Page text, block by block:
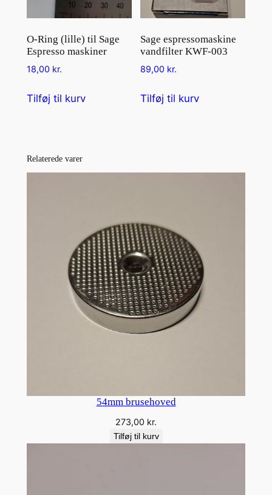
O-Ring (lille) til Sage
Espresso maskiner
18,00 kr.
Tilføj til kurv
Sage espressomaskine
vandfilter KWF-003
89,00 kr.
Tilføj til kurv
Relaterede varer
54mm brusehoved
273,00 kr.
Tilføj til kurv